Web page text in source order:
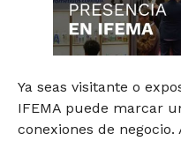
Ya seas visitante o
IFEMA puede marcar
conexiones de